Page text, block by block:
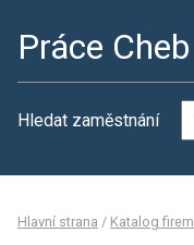
Práce Cheb
Hledat zaměstnání
Hlavní strana / Katalog firem